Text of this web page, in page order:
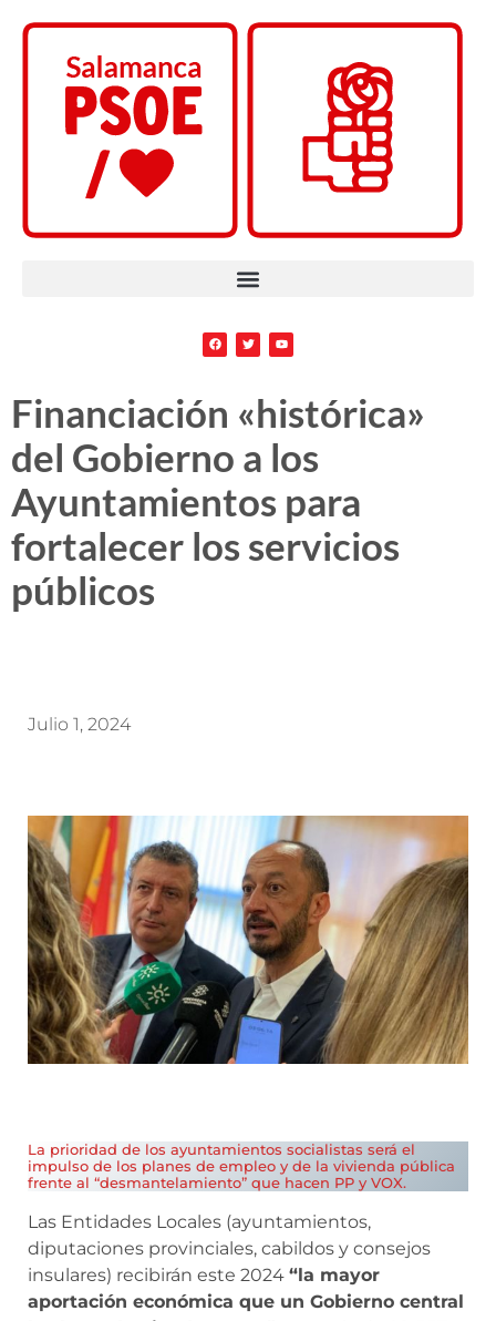
Financiación «histórica»
del Gobierno a los
Ayuntamientos para
fortalecer los servicios
públicos
Julio 1, 2024
La prioridad de los ayuntamientos socialistas será el
impulso de los planes de empleo y de la vivienda pública
frente al “desmantelamiento” que hacen PP y VOX.
Las Entidades Locales (ayuntamientos,
diputaciones provinciales, cabildos y consejos
insulares) recibirán este 2024 “la mayor
aportación económica que un Gobierno central